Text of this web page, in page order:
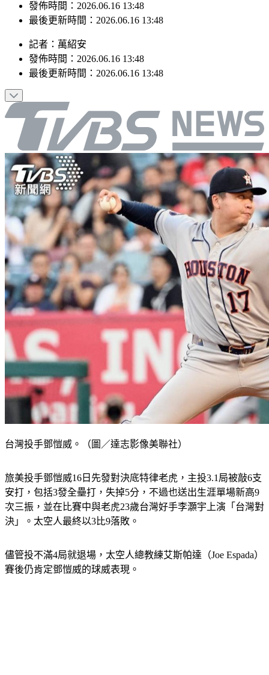
發佈時間：2026.06.16 13:48
最後更新時間：2026.06.16 13:48
記者 ： 萬紹安
發佈時間： 2026.06.16 13:48
最後更新時間： 2026.06.16 13:48
台灣投手鄧愷威。（圖／達志影像美聯社）
旅美投手鄧愷威16日先發對決底特律老虎，主投3.1局被敲6支
安打，包括3發全壘打，失掉5分，不過也送出生涯單場新高9
次三振，並在比賽中與老虎23歲台灣好手李灝宇上演「台灣對
決」。太空人最終以3比9落敗。
儘管投不滿4局就退場，太空人總教練艾斯帕達（Joe Espada）
賽後仍肯定鄧愷威的球威表現。